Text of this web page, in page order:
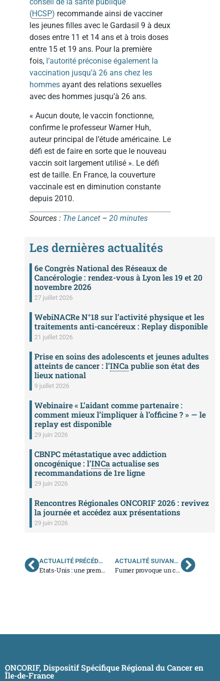
conseil de la santé publique
(HCSP) recommande ainsi de vacciner
les jeunes filles avec le Gardasil 9 à deux
doses entre 11 et 14 ans et à trois doses
entre 15 et 19 ans. Pour la première
fois, l’autorité préconise également la
vaccination jusqu’à 26 ans chez les
hommes ayant des relations sexuelles
avec des hommes jusqu’à 26 ans.
« Aucun doute, le vaccin fonctionne,
confirme le professeur Warner Huh,
auteur principal de l’étude américaine. Le
défi est de faire en sorte que le nouveau
vaccin soit largement utilisé ». Le défi
est de taille. En France, la couverture
vaccinale est en diminution constante
depuis 2010.
Sources : The Lancet – 20 minutes
Les dernières actualités
6e Congrès National des Réseaux de
Cancérologie : rendez-vous à Lyon les 19 et 20
novembre 2026
27 juillet 2026
WebiNACRe N°18 sur l’activité physique et les
traitements anti-cancéreux : Replay disponible
21 juillet 2026
Prise en soins des adolescents et jeunes adultes
atteints de cancer : l’INCapublie son état des
lieux national
9 juillet 2026
Webinaire « L’aidant comme partenaire :
comment mieux l’impliquer à l’officine ? » — le
replay est disponible
29 juin 2026
CBNPC métastatique avec addiction
oncogénique : l’INCaactualise ses
recommandations de 1re ligne
29 juin 2026
Rencontres Régionales ONCORIF 2026 : revivez
la journée et accédez aux présentations
29 juin 2026
ACTUALITÉ PRÉCÉDENTE
Etats-Unis : une première thérapie génique autorisée contre la leucémie
ACTUALITÉ SUIVANTE
Fumer provoque un changement des cellules pulmonaires propice au cancer
ONCORIF, Dispositif Spécifique Régional du Cancer en
Île-de-France